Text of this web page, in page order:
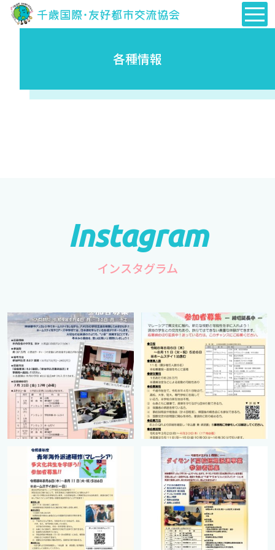
各種情報
インスタグラム
cts.international.friendship
7月 1
cts.international.friendship
4月 16
cts.international.friendship
2月 27
cts.international.friendship
8月 12